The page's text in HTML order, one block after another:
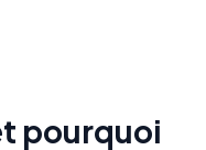
pourquoi